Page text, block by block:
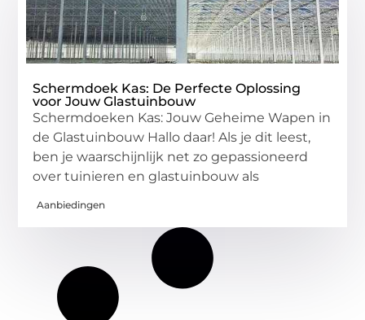
Schermdoek Kas: De Perfecte Oplossing
voor Jouw Glastuinbouw
Schermdoeken Kas: Jouw Geheime Wapen in
de Glastuinbouw Hallo daar! Als je dit leest,
ben je waarschijnlijk net zo gepassioneerd
over tuinieren en glastuinbouw als
Aanbiedingen